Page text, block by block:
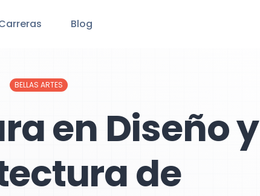
Blog
BELLAS ARTES
en Diseño y
de